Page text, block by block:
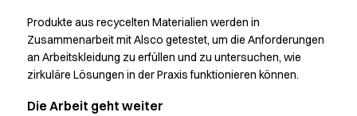
Produkte aus recycelten Materialien werden in
Zusammenarbeit mit Alsco getestet, um die Anforderungen
an Arbeitskleidung zu erfüllen und zu untersuchen, wie
zirkuläre Lösungen in der Praxis funktionieren können.
Die Arbeit geht weiter